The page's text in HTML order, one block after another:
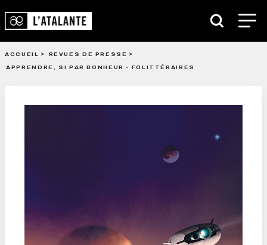
ACCUEIL
REVUES DE PRESSE
APPRENDRE, SI PAR BONHEUR - FOLITTÉRAIRES